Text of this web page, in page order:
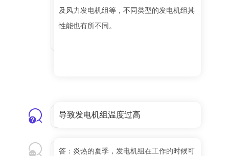
及风力发电机组等，不同类型的发电机组其
性能也有所不同。
导致发电机组温度过高
答：炎热的夏季，发电机组在工作的时候可